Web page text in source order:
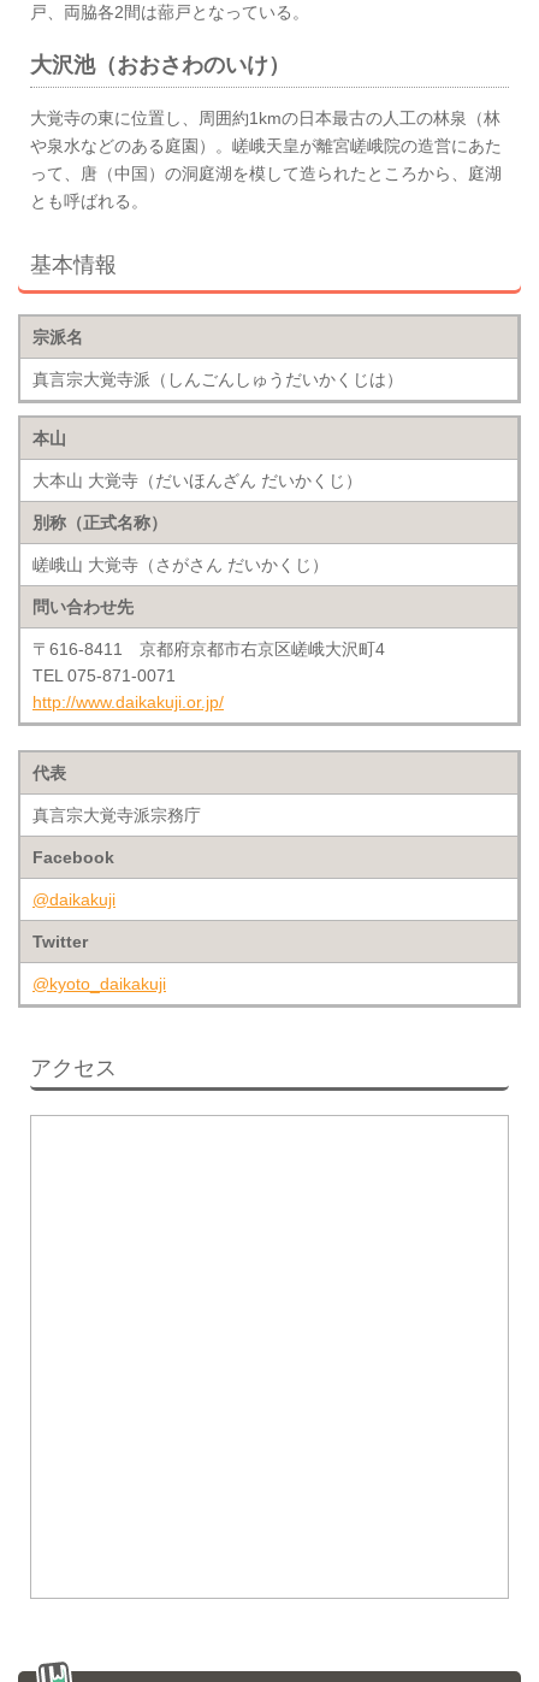
戸、両脇各2間は蔀戸となっている。
大沢池（おおさわのいけ）
大覚寺の東に位置し、周囲約1kmの日本最古の人工の林泉（林
や泉水などのある庭園）。嵯峨天皇が離宮嵯峨院の造営にあた
って、唐（中国）の洞庭湖を模して造られたところから、庭湖
とも呼ばれる。
基本情報
宗派名
真言宗大覚寺派（しんごんしゅうだいかくじは）
本山
大本山 大覚寺（だいほんざん だいかくじ）
別称（正式名称）
嵯峨山 大覚寺（さがさん だいかくじ）
問い合わせ先
〒616-8411 京都府京都市右京区嵯峨大沢町4
TEL 075-871-0071
http://www.daikakuji.or.jp/
代表
真言宗大覚寺派宗務庁
Facebook
@daikakuji
Twitter
@kyoto_daikakuji
アクセス